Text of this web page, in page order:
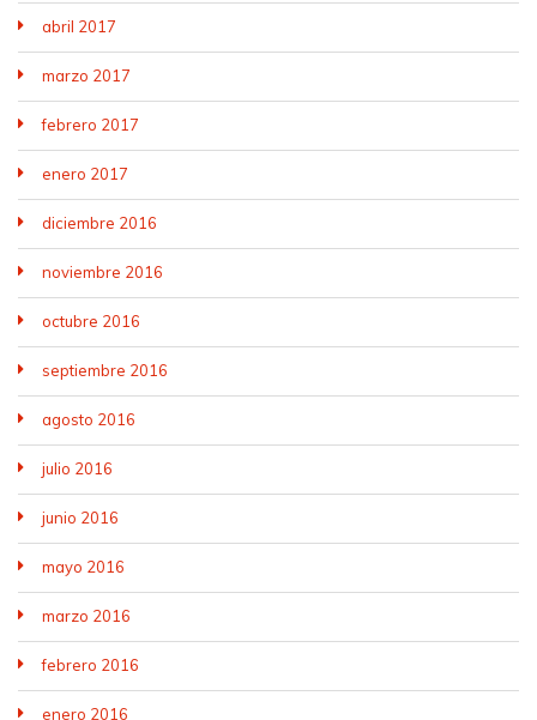
abril 2017
marzo 2017
febrero 2017
enero 2017
diciembre 2016
noviembre 2016
octubre 2016
septiembre 2016
agosto 2016
julio 2016
junio 2016
mayo 2016
marzo 2016
febrero 2016
enero 2016